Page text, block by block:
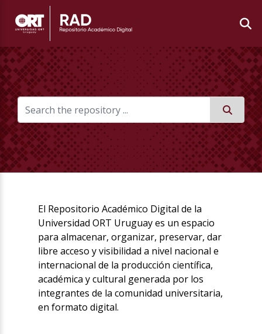
El Repositorio Académico Digital de la
Universidad ORT Uruguay es un espacio
para almacenar, organizar, preservar, dar
libre acceso y visibilidad a nivel nacional e
internacional de la producción científica,
académica y cultural generada por los
integrantes de la comunidad universitaria,
en formato digital.